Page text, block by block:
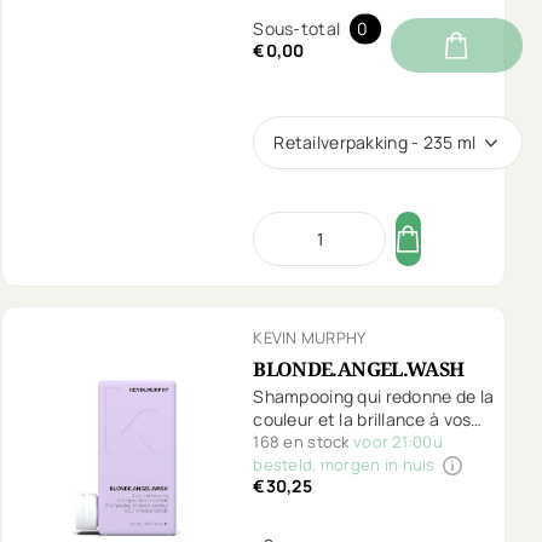
Sous-total
0
€0,00
Retailverpakking - 235 ml
KEVIN MURPHY
BLONDE.ANGEL.WASH
Shampooing qui redonne de la
couleur et la brillance à vos
cheveux blonds et/ou gris.
168 en stock voor 21:00u
besteld, morgen in huis
€30,25